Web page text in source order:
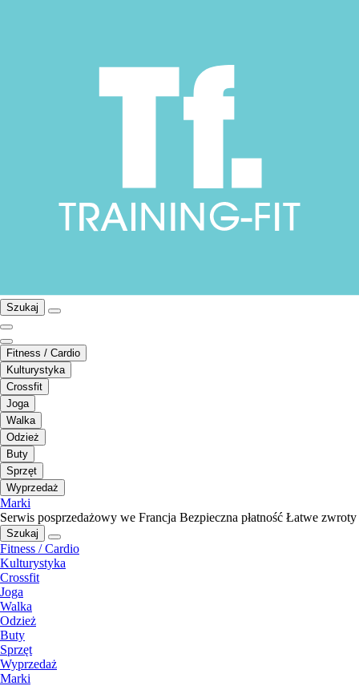
Szukaj
Fitness / Cardio
Kulturystyka
Crossfit
Joga
Walka
Odzież
Buty
Sprzęt
Wyprzedaż
Marki
Serwis posprzedażowy we Francja Bezpieczna płatność Łatwe zwroty
Szukaj
Fitness / Cardio
Kulturystyka
Crossfit
Joga
Walka
Odzież
Buty
Sprzęt
Wyprzedaż
Marki